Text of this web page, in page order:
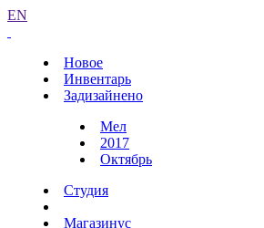
EN
Новое
Инвентарь
Задизайнено
Мел
2017
Октябрь
Студия
Магазинус